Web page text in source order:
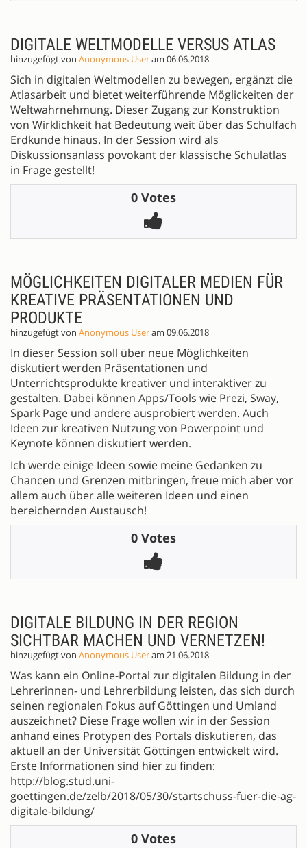
DIGITALE WELTMODELLE VERSUS ATLAS
hinzugefügt von Anonymous Useram 06.06.2018
Sich in digitalen Weltmodellen zu bewegen, ergänzt die
Atlasarbeit und bietet weiterführende Möglickeiten der
Weltwahrnehmung. Dieser Zugang zur Konstruktion
von Wirklichkeit hat Bedeutung weit über das Schulfach
Erdkunde hinaus. In der Session wird als
Diskussionsanlass povokant der klassische Schulatlas
in Frage gestellt!
0 Votes
MÖGLICHKEITEN DIGITALER MEDIEN FÜR
KREATIVE PRÄSENTATIONEN UND
PRODUKTE
hinzugefügt von Anonymous Useram 09.06.2018
In dieser Session soll über neue Möglichkeiten
diskutiert werden Präsentationen und
Unterrichtsprodukte kreativer und interaktiver zu
gestalten. Dabei können Apps/Tools wie Prezi, Sway,
Spark Page und andere ausprobiert werden. Auch
Ideen zur kreativen Nutzung von Powerpoint und
Keynote können diskutiert werden.
Ich werde einige Ideen sowie meine Gedanken zu
Chancen und Grenzen mitbringen, freue mich aber vor
allem auch über alle weiteren Ideen und einen
bereichernden Austausch!
0 Votes
DIGITALE BILDUNG IN DER REGION
SICHTBAR MACHEN UND VERNETZEN!
hinzugefügt von Anonymous Useram 21.06.2018
Was kann ein Online-Portal zur digitalen Bildung in der
Lehrerinnen- und Lehrerbildung leisten, das sich durch
seinen regionalen Fokus auf Göttingen und Umland
auszeichnet? Diese Frage wollen wir in der Session
anhand eines Protypen des Portals diskutieren, das
aktuell an der Universität Göttingen entwickelt wird.
Erste Informationen sind hier zu finden:
http://blog.stud.uni-
goettingen.de/zelb/2018/05/30/startschuss-fuer-die-ag-
digitale-bildung/
0 Votes